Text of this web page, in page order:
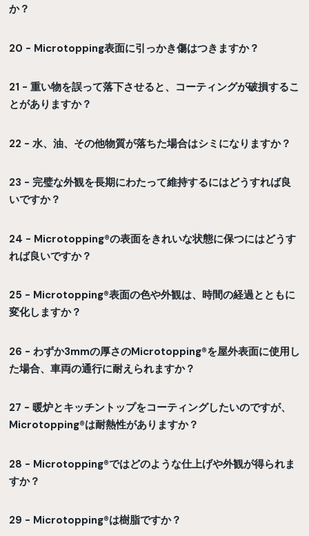
か？
20 - Microtopping表面に引っかき傷はつきますか？
21 - 重い物を誤って落下させると、コーティングが破損するこ
とがありますか？
22 - 水、油、その他物質が落ちた場合はシミになりますか？
23 - 完璧な外観を長期にわたって維持するにはどうすれば良
いですか？
24 - Microtopping®の表面をきれいな状態に保つにはどうす
れば良いですか？
25 - Microtopping®表面の色や外観は、時間の経過とともに
変化しますか？
26 - わずか3mmの厚さのMicrotopping®を屋外表面に使用し
た場合、車両の通行に耐えられますか？
27 - 暖炉とキッチントップをコーティングしたいのですが、
Microtopping®は耐熱性がありますか？
28 - Microtopping®ではどのような仕上げや外観が得られま
すか？
29 - Microtopping®は樹脂ですか？